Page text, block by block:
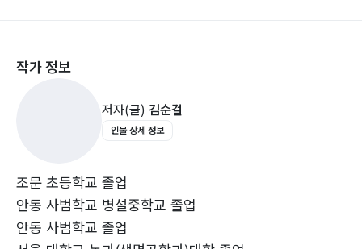
하늘나라 : 내 안에 있다 | 원죄 : 3, 4대로 끝나야 할 죄 |
3장 | 나는 하나님의 아들이다 : 나의 건강법
재료, 엔돌핀과 다이돌핀 | 황 선생 : 엔돌핀의 간증인 | 밥
이나 먹고
작가 정보
저자(글) 김순걸
인물 상세 정보
조문 초등학교 졸업
안동 사범학교 병설중학교 졸업
안동 사범학교 졸업